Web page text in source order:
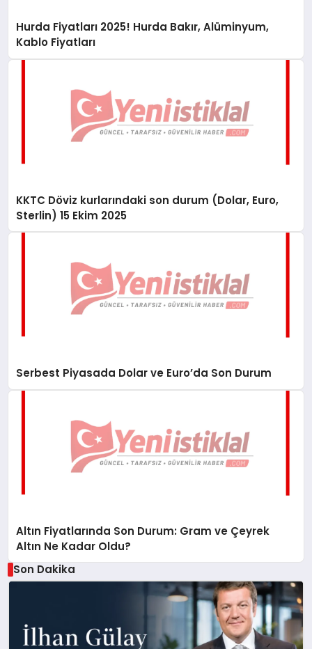
Hurda Fiyatları 2025! Hurda Bakır, Alüminyum,
Kablo Fiyatları
KKTC Döviz kurlarındaki son durum (Dolar, Euro,
Sterlin) 15 Ekim 2025
Serbest Piyasada Dolar ve Euro’da Son Durum
Altın Fiyatlarında Son Durum: Gram ve Çeyrek
Altın Ne Kadar Oldu?
Son Dakika